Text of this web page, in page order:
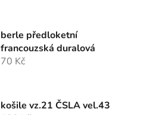
berle předloketní
francouzská duralová
70 Kč
košile vz.21 ČSLA vel.43